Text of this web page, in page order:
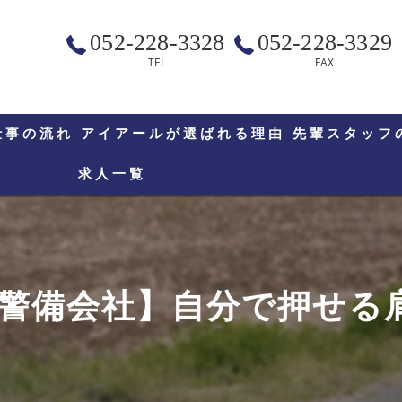
052-228-3328
TEL
052-228-3329
FAX
の流れ アイアールが選ばれる理由 先輩スタッフ
求人一覧
備会社】自分で押せる